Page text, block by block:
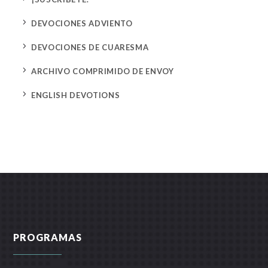
5 DEVOCIONES ADVIENTO
5 DEVOCIONES DE CUARESMA
5 ARCHIVO COMPRIMIDO DE ENVOY
5 ENGLISH DEVOTIONS
PROGRAMAS